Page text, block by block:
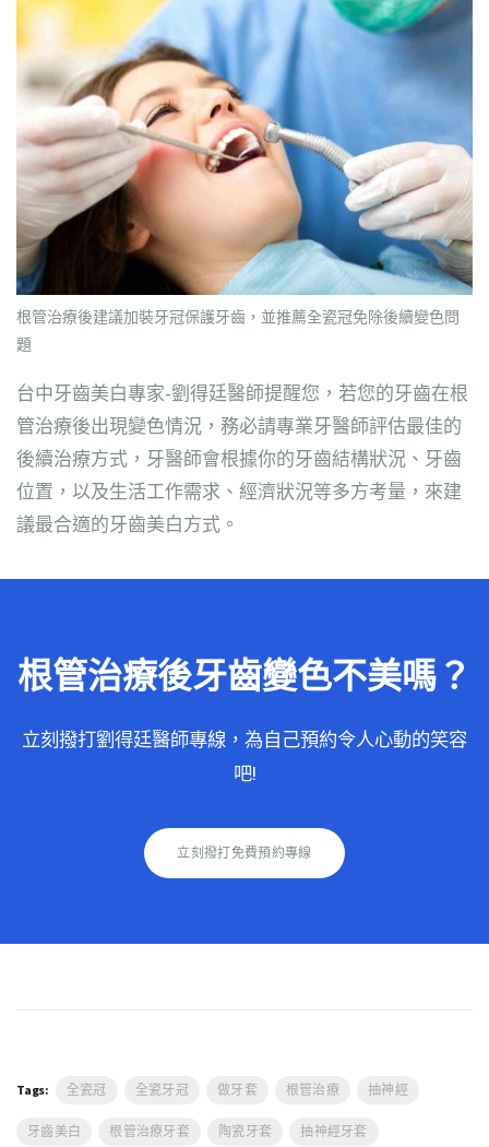
根管治療後建議加裝牙冠保護牙齒，並推薦全瓷冠免除後續變色問
題
台中牙齒美白專家-劉得廷醫師提醒您，若您的牙齒在根
管治療後出現變色情況，務必請專業牙醫師評估最佳的
後續治療方式，牙醫師會根據你的牙齒結構狀況、牙齒
位置，以及生活工作需求、經濟狀況等多方考量，來建
議最合適的牙齒美白方式。
根管治療後牙齒變色不美嗎？
立刻撥打劉得廷醫師專線，為自己預約令人心動的笑容
吧!
立刻撥打免費預約專線
Tags: 全瓷冠 全瓷牙冠 做牙套 根管治療 抽神經
牙齒美白 根管治療牙套 陶瓷牙套 抽神經牙套